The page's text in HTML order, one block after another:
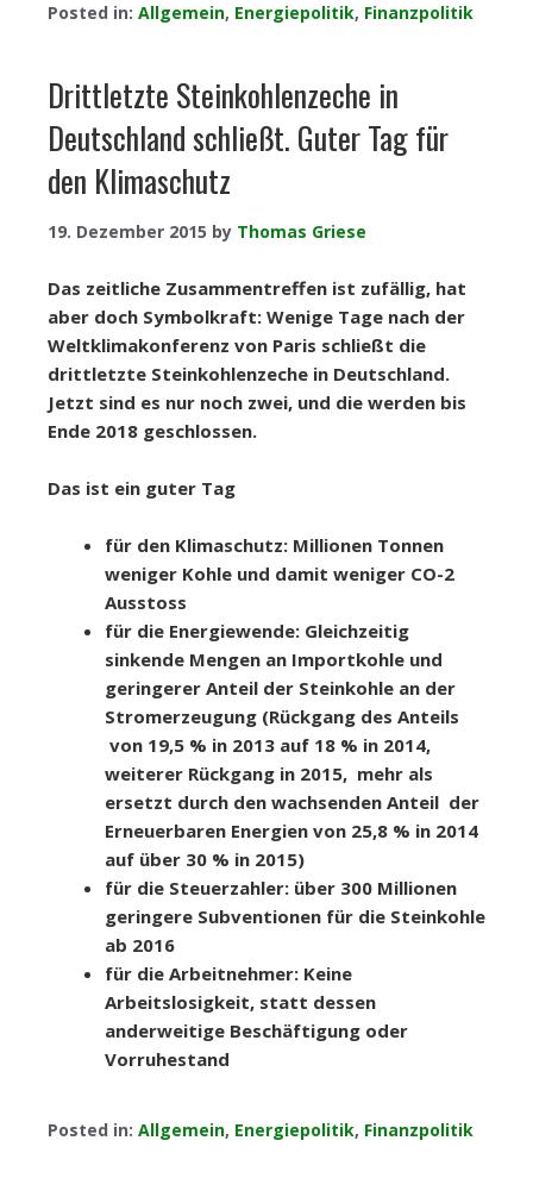
Posted in: Allgemein, Energiepolitik, Finanzpolitik
Drittletzte Steinkohlenzeche in
Deutschland schließt. Guter Tag für
den Klimaschutz
19. Dezember 2015 by Thomas Griese
Das zeitliche Zusammentreffen ist zufällig, hat
aber doch Symbolkraft: Wenige Tage nach der
Weltklimakonferenz von Paris schließt die
drittletzte Steinkohlenzeche in Deutschland.
Jetzt sind es nur noch zwei, und die werden bis
Ende 2018 geschlossen.
Das ist ein guter Tag
für den Klimaschutz: Millionen Tonnen
weniger Kohle und damit weniger CO-2
Ausstoss
für die Energiewende: Gleichzeitig
sinkende Mengen an Importkohle und
geringerer Anteil der Steinkohle an der
Stromerzeugung (Rückgang des Anteils
von 19,5 % in 2013 auf 18 % in 2014,
weiterer Rückgang in 2015, mehr als
ersetzt durch den wachsenden Anteil der
Erneuerbaren Energien von 25,8 % in 2014
auf über 30 % in 2015)
für die Steuerzahler: über 300 Millionen
geringere Subventionen für die Steinkohle
ab 2016
für die Arbeitnehmer: Keine
Arbeitslosigkeit, statt dessen
anderweitige Beschäftigung oder
Vorruhestand
Posted in: Allgemein, Energiepolitik, Finanzpolitik